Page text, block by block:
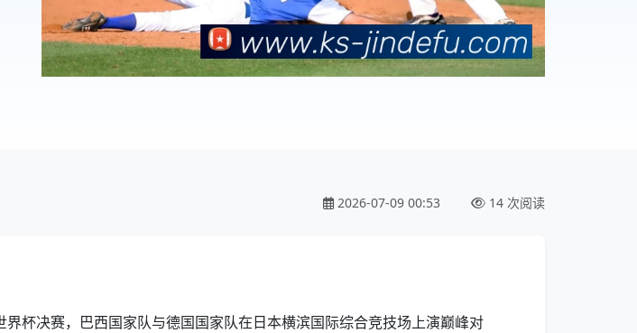
2026-07-09 00:53 14 次阅读
界杯决赛，巴西国家队与德国国家队在日本横滨国际综合竞技场上演巅峰对